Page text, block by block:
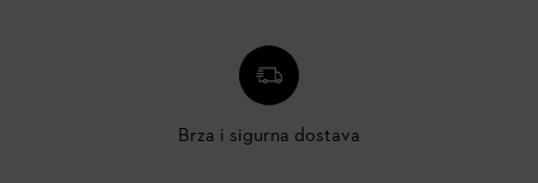
Brza i sigurna dostava